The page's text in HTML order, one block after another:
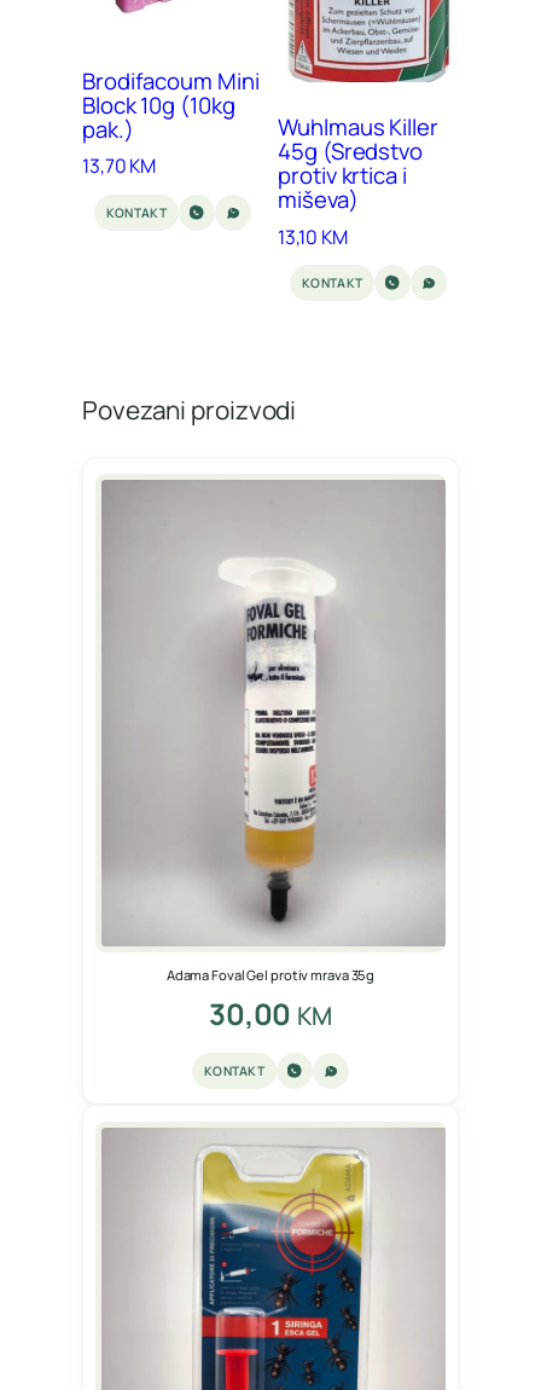
Brodifacoum Mini
Block 10g (10kg
pak.)
13,70KM
KONTAKT
Wuhlmaus Killer
45g (Sredstvo
protiv krtica i
miševa)
13,10 KM
KONTAKT
Povezani proizvodi
Adama Foval Gel protiv mrava 35g
30,00 KM
KONTAKT